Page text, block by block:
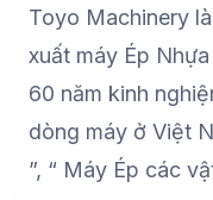
laser. Điểm mạnh là
(OIT), điện tử hóa,
triển các sản phẩm tiên tiến.
phẩm ■ Máy Dập Servo ■ Máy Dập
Cơ ■ Máy Dập Đúc ■ Máy Dập cỡ lớn
■Thiết bị ngoại vi máy
Toyo Machinery
xuất máy Ép
60 năm kinh
dòng máy ở Việt
”, “ Máy Ép các